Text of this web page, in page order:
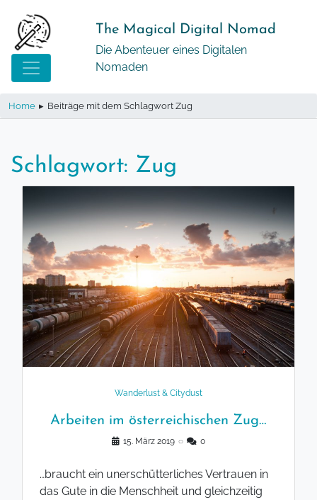
zum
Inhalt
The Magical Digital Nomad
Die Abenteuer eines Digitalen
Nomaden
Home ▸ Beiträge mit dem Schlagwort Zug
Schlagwort: Zug
Wanderlust & Citydust
Arbeiten im österreichischen Zug…
15. März 2019 ◌ 0
…braucht ein unerschütterliches Vertrauen in
das Gute in die Menschheit und gleichzeitig